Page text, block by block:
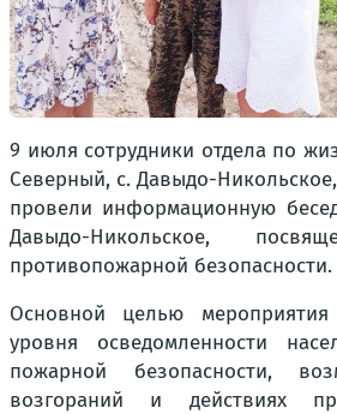
9 июля сотрудники отдела по
Северный, с. Давыдо-
провели информационную
Давыдо-Никольское,
противопожарной безопасности.
Основной целью
уровня осведомленности
пожарной безопасности,
возгораний и действиях